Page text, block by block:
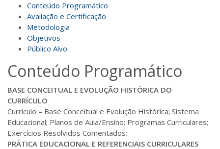
120 H 15dias 60dias
140 H 18dias
160 H 20dias 60dias
R$ 793,10
Matricular
180 H 23dias 90dias
R$ 892,23
Conteúdo Programático
Avaliação e Certificação
Metodologia
Objetivos
Público Alvo
Conteúdo Programático
BASE CONCEITUAL E EVOLUÇÃO HISTÓRICA DO
CURRÍCULO
Currículo – Base Conceitual e Evolução Histórica; Sistema
Educacional; Planos de Aula/Ensino; Programas Curriculares;
Exercícios Resolvidos Comentados;
PRÁTICA EDUCACIONAL E REFERENCIAIS CURRICULARES